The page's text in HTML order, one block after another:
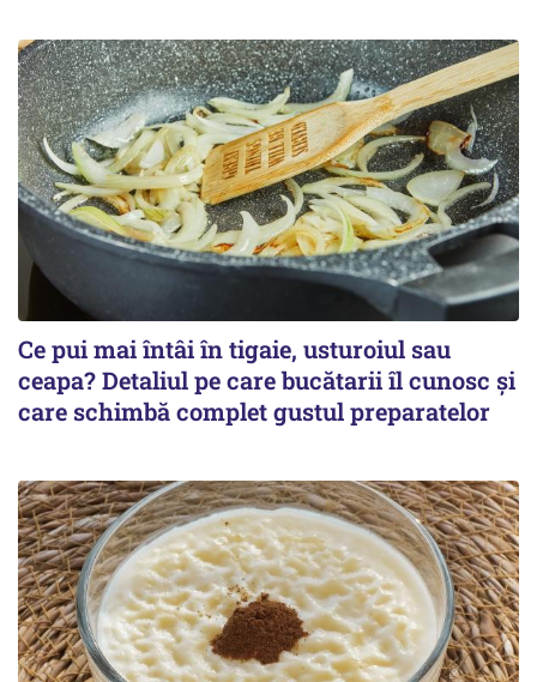
Ce pui mai întâi în tigaie, usturoiul sau
ceapa? Detaliul pe care bucătarii îl cunosc și
care schimbă complet gustul preparatelor